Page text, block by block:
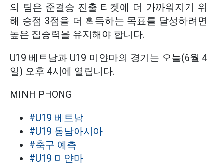
의 팀은 준결승 진출 티켓에 더 가까워지기 위
해 승점 3점을 더 획득하는 목표를 달성하려면
높은 집중력을 유지해야 합니다.
U19 베트남과 U19 미얀마의 경기는 오늘(6월 4
일) 오후 4시에 열립니다.
MINH PHONG
#U19 베트남
#U19 동남아시아
#축구 예측
#U19 미얀마